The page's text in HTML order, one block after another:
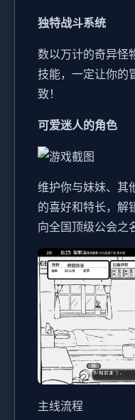
独特战斗系统
数以万计的奇异怪
技能，一定让你的
致！
可爱迷人的角色
维护你与妹妹、其
的喜好和特长，解
向全国顶级公会之
主线流程